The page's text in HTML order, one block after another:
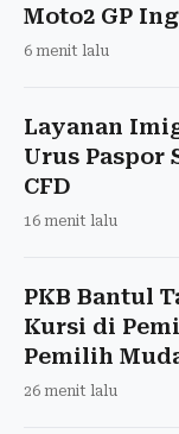
Moto2 GP
6 menit lalu
Layanan
Urus Paspor
CFD
16 menit lalu
PKB Bantul
Kursi di
Pemilih
26 menit lalu